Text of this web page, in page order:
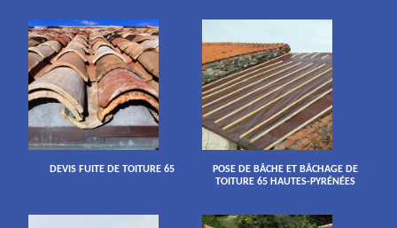
DEVIS FUITE DE TOITURE 65
POSE DE BÂCHE ET BÂCHAGE DE
TOITURE 65 HAUTES-PYRÉNÉES